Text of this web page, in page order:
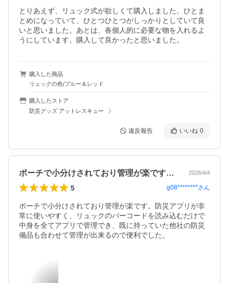
とりあえず、リュック式が欲しくて購入しました。ひとま
とめになっていて、ひとつひとつがしっかりとしていて良
いと思いました。あとは、各個人的に必要な物を入れるよ
うにしています。購入して良かったと思いました。
購入した商品
リュックの色/ブルー＆レッド
購入したストア
防災グッズ アットレスキュー
違反報告 いいね 0
ポーチで小分けされており管理が楽です。… 2026/4/4
5 g08********さん
ポーチで小分けされており管理が楽です。防災アプリが非
常に使いやすく、リュックのバーコードを読み込むだけで
中身を全てアプリで管理でき、既に持っていた他社の防災
備品も合わせて管理が出来るので便利でした。